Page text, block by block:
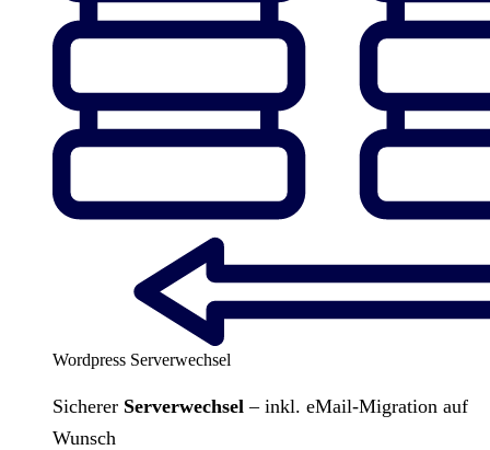
Wordpress Serverwechsel
Sicherer Serverwechsel – inkl. eMail-Migration auf
Wunsch